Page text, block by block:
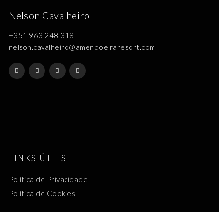
Nelson Cavalheiro
+351 963 248 318
nelson.cavalheiro@amendoeiraresort.com
LINKS ÚTEIS
Política de Privacidade
Política de Cookies